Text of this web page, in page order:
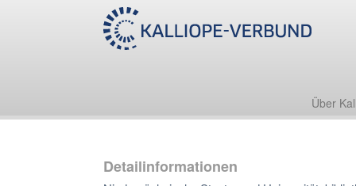
Über
Detailinformationen